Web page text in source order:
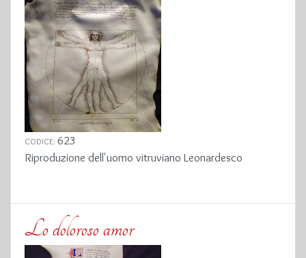
CODICE: 623
Riproduzione dell'uomo vitruviano Leonardesco
Lo doloroso amor